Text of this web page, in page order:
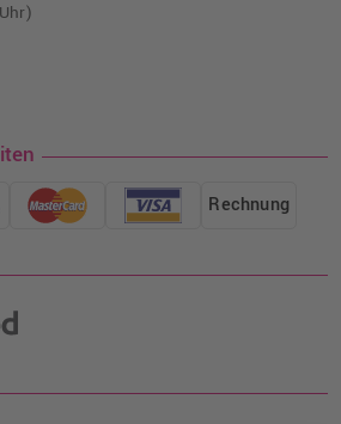
Rechnung